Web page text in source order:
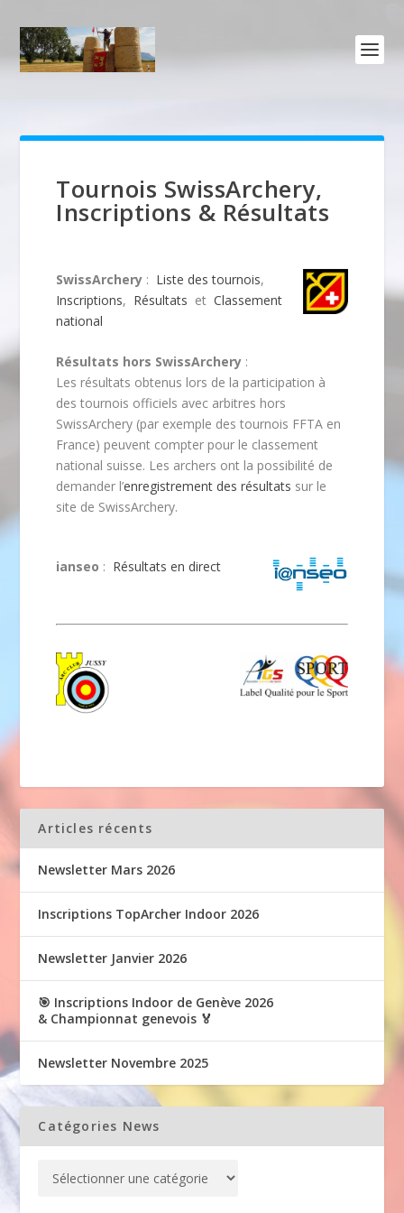
Tournois SwissArchery,
Inscriptions & Résultats
SwissArchery : Liste des tournois,
Inscriptions, Résultats etClassement
national
Résultats hors SwissArchery :
Les résultats obtenus lors de la participation à
des tournois officiels avec arbitres hors
SwissArchery (par exemple des tournois FFTA en
France) peuvent compter pour le classement
national suisse. Les archers ont la possibilité de
demander l’enregistrement des résultats sur le
site de SwissArchery.
ianseo : Résultats en direct
Articles récents
Newsletter Mars 2026
Inscriptions TopArcher Indoor 2026
Newsletter Janvier 2026
🎯 Inscriptions Indoor de Genève 2026
& Championnat genevois 🏅
Newsletter Novembre 2025
Catégories News